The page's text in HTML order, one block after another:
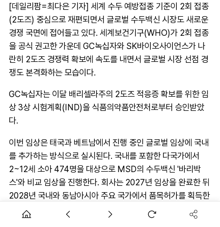
[데일리팜=최다은 기자] 세계 수두 예방접종 기준이 2회 접종
(2도즈) 중심으로 재편되면서 글로벌 수두백신 시장도 새로운
경쟁 국면에 접어들고 있다. 세계보건기구(WHO)가 2회 접종
을 공식 권고한 가운데 GC녹십자와 SK바이오사이언스가 나
란히 2도즈 경쟁력 확보에 속도를 내면서 글로벌 시장 선점 경
쟁도 본격화하는 모습이다.
GC녹십자는 이달 배리셀라주의 2도즈 적응증 확보를 위한 임
상 3상 시험계획(IND)을 식품의약품안전처로부터 승인받았
다.
이번 임상은 태국과 베트남에서 진행 중인 글로벌 임상에 국내
를 추가하는 방식으로 실시된다. 국내를 포함한 다국가에서
2~12세 소아 474명을 대상으로 MSD의 수두백신 '바리박
스'와 비교 임상을 진행한다. 회사는 2027년 임상을 완료한 뒤
2028년 국내와 동남아시아 주요 국가에서 품목허가를 획득한
다는 계획이다.